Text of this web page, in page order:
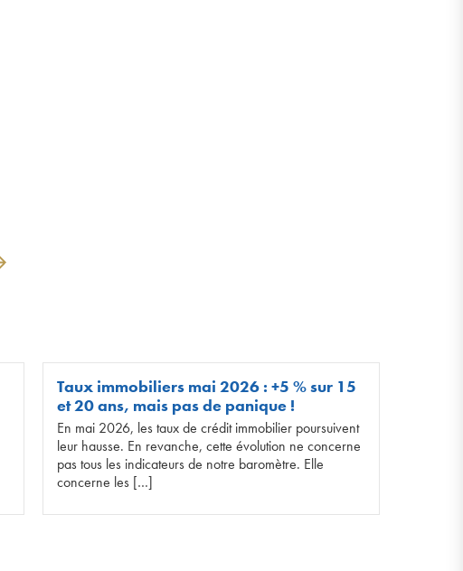
Taux immobiliers mai 2026 : +5 % sur 15
et 20 ans, mais pas de panique !
En mai 2026, les taux de crédit immobilier poursuivent
leur hausse. En revanche, cette évolution ne concerne
pas tous les indicateurs de notre baromètre. Elle
concerne les […]